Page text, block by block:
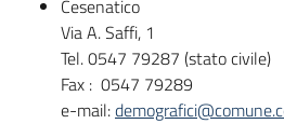
Newsletter
Cesenatico
Via A. Saffi, 1
Tel. 0547 79287 (stato civile)
Fax : 0547 79289
e-mail: